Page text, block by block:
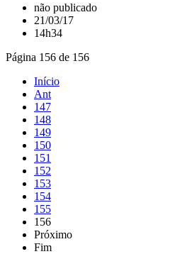
não publicado
21/03/17
14h34
Página 156 de 156
Início
Ant
147
148
149
150
151
152
153
154
155
156
Próximo
Fim